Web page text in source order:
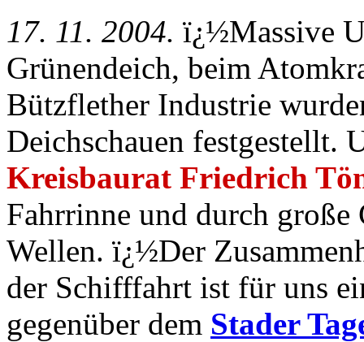
17. 11. 2004. ï¿½Massive
Grünendeich, beim
Bützflether Industrie
Deichschauen festgestellt.
Kreisbaurat Friedrich
Fahrrinne und durch
Wellen. ï¿½Der
der Schifffahrt ist für uns
gegenüber dem Stader